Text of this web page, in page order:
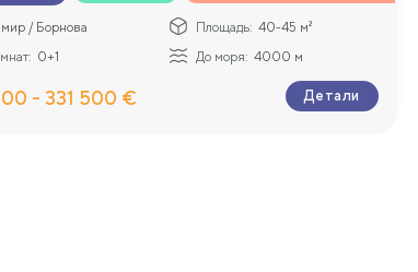
/ Борнова Площадь: 40-45 м²
0+1 До моря: 4000 м
- 331 500 € Детали